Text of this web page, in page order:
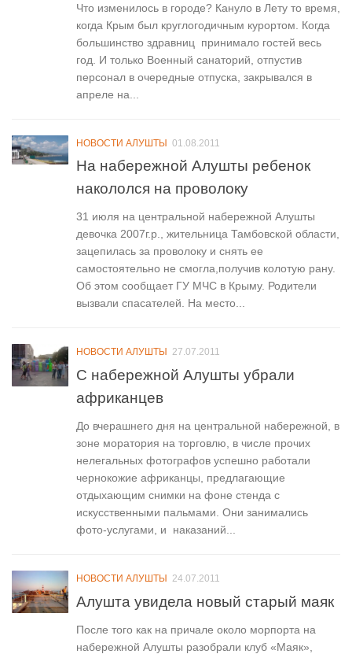
Что изменилось в городе? Кануло в Лету то время,
когда Крым был круглогодичным курортом. Когда
большинство здравниц принимало гостей весь
год. И только Военный санаторий, отпустив
персонал в очередные отпуска, закрывался в
апреле на...
НОВОСТИ АЛУШТЫ 01.08.2011
На набережной Алушты ребенок
накололся на проволоку
31 июля на центральной набережной Алушты
девочка 2007г.р., жительница Тамбовской области,
зацепилась за проволоку и снять ее
самостоятельно не смогла,получив колотую рану.
Об этом сообщает ГУ МЧС в Крыму. Родители
вызвали спасателей. На место...
НОВОСТИ АЛУШТЫ 27.07.2011
С набережной Алушты убрали
африканцев
До вчерашнего дня на центральной набережной, в
зоне моратория на торговлю, в числе прочих
нелегальных фотографов успешно работали
чернокожие африканцы, предлагающие
отдыхающим снимки на фоне стенда с
искусственными пальмами. Они занимались
фото-услугами, и наказаний...
НОВОСТИ АЛУШТЫ 24.07.2011
Алушта увидела новый старый маяк
После того как на причале около морпорта на
набережной Алушты разобрали клуб «Маяк»,